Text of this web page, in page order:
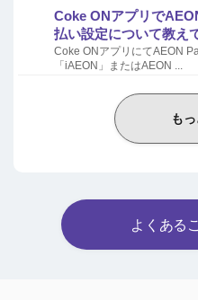
Coke ONアプリで
払い設定について教え
Coke ONアプリにてAEON
「iAEON」またはAEON ...
も
よくある